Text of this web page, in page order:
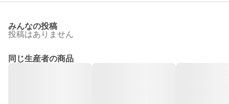
みんなの投稿
投稿はありません
同じ生産者の商品